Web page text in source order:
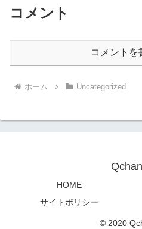
コメント
コメントを
ホーム Uncategorized
HOME
サイトポリシー
© 2020